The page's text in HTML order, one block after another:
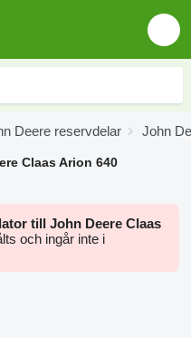
Deere reservdelar John
Claas Arion 640
till John Deere Claas
och ingår inte i